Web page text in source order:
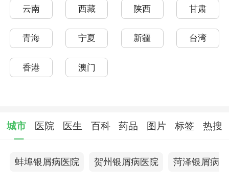
云南 西藏 陕西 甘肃
青海 宁夏 新疆 台湾
香港 澳门
城市 医院 医生 百科 药品 图片 标签 热搜
蚌埠银屑病医院 贺州银屑病医院 菏泽银屑病